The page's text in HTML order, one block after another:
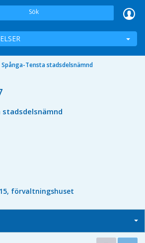
Sök
Spånga-Tensta stadsdelsnämnd
stadsdelsnämnd
förvaltningshuset